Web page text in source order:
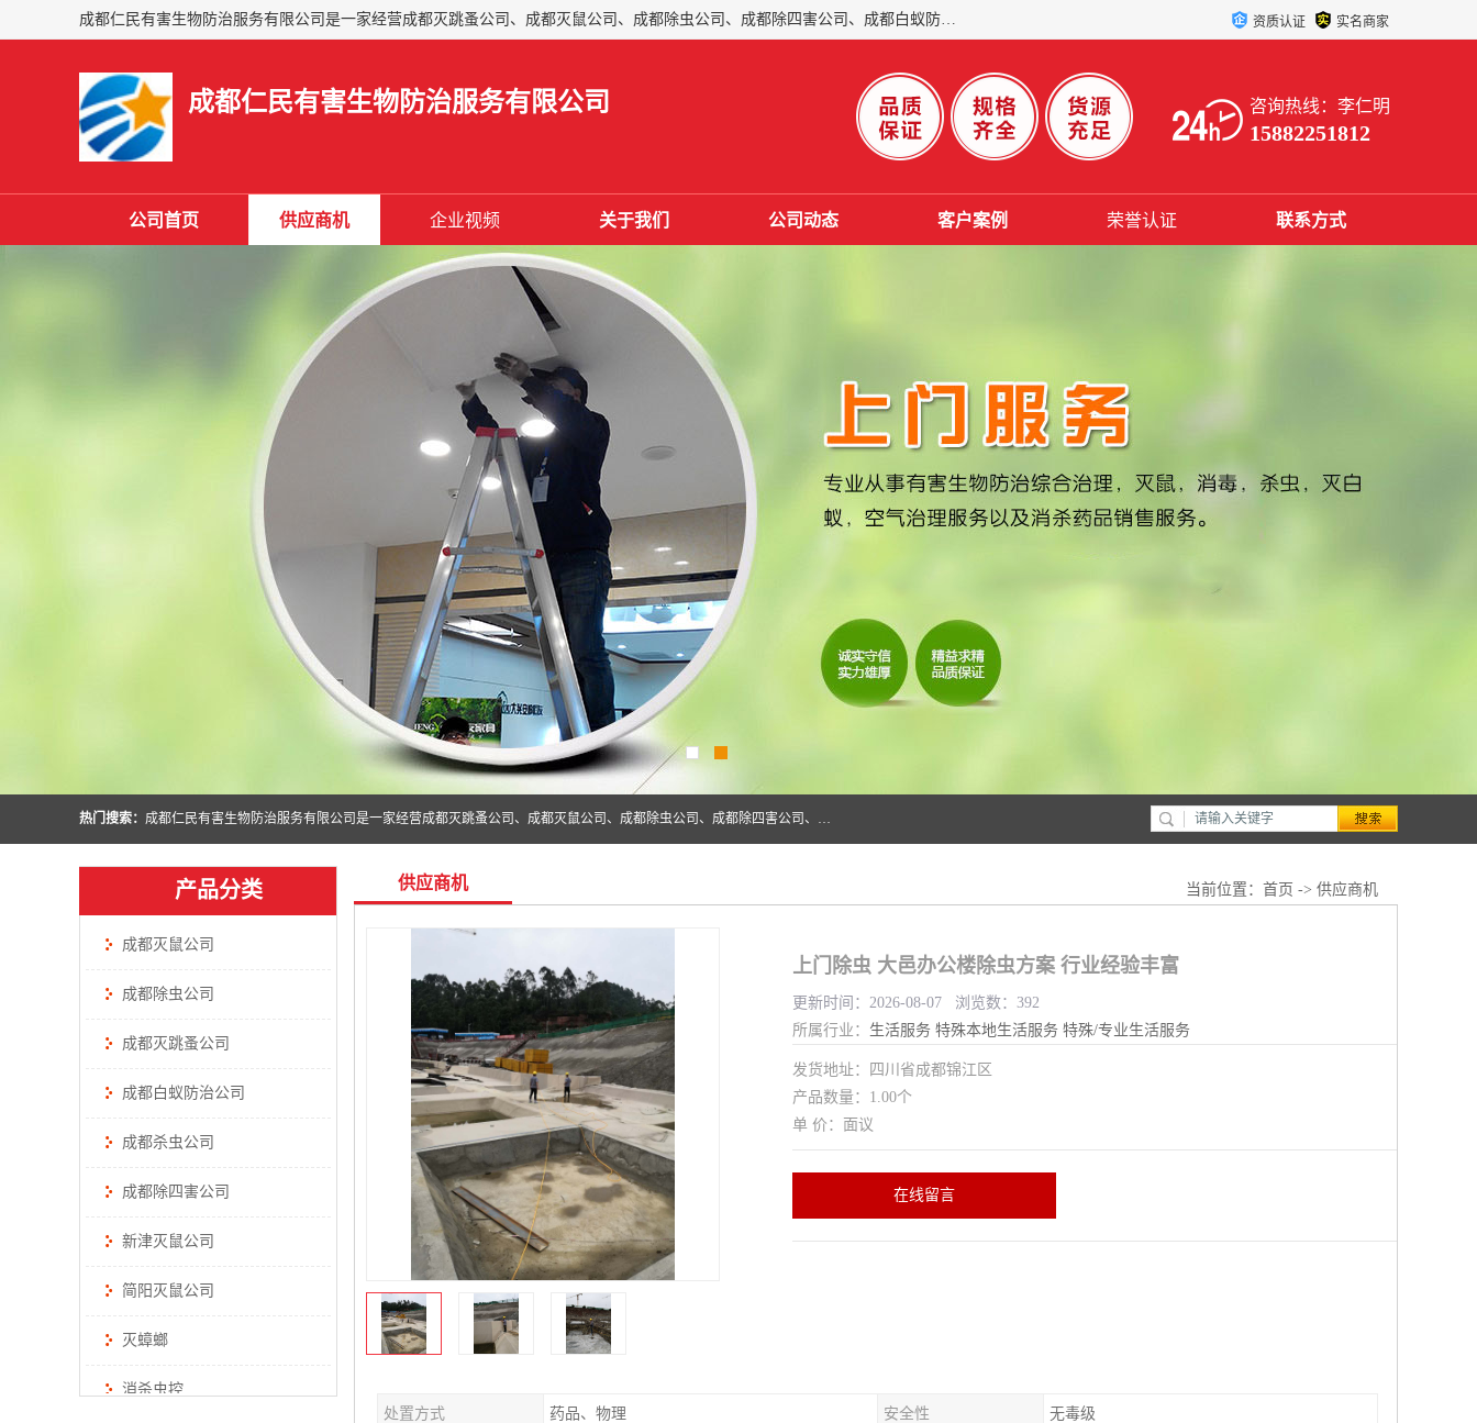
成都仁民有害生物防治服务有限公司是一家经营成都灭跳蚤公司、成都灭鼠公司、成都除虫公司、成都除四害公司、成都白蚁防治公司、成都杀虫公司等。业务覆盖：青白江、郫县、简阳、金堂、乐山、眉山、绵阳、彭州等区域。 由于我们的专业技术和服务态度得到了肯定、 目前公司已经与省内外的多个金 融企业、高端写字楼、星级酒 店、宾馆餐饮企业、学校、制造生产企业、物业小区建立了长期友好的合作关系。 资质认证 实名商家
成都仁民有害生物防治服务有限公司 咨询热线：李仁明
15882251812
公司首页 供应商机 企业视频 关于我们 公司动态 客户案例 荣誉认证 联系方式
热门搜索： 成都仁民有害生物防治服务有限公司是一家经营成都灭跳蚤公司、成都灭鼠公司、成都除虫公司、成都除四害公司、成都白蚁防治公司、成都杀虫公司等。业务覆盖：青白江、郫县、简阳、金堂、乐山、眉山、绵阳、彭州等区域。 由于我们的专业技术和服务态度得到了肯定、 目前公司已经与省内外的多个金 融企业、高端写字楼、星级酒 店、宾馆餐饮企业、学校、制造生产企业、物业小区建立了长期友好的合作关系。
产品分类
成都灭鼠公司
成都除虫公司
成都灭跳蚤公司
成都白蚁防治公司
成都杀虫公司
成都除四害公司
新津灭鼠公司
简阳灭鼠公司
灭蟑螂
消杀虫控
供应商机 当前位置： 首页 -> 供应商机
上门除虫 大邑办公楼除虫方案 行业经验丰富
更新时间：2026-08-07 浏览数：392
所属行业： 生活服务 特殊本地生活服务 特殊/专业生活服务
发货地址：四川省成都锦江区
产品数量：1.00个
单 价：面议
在线留言
处置方式 药品、物理 安全性 无毒级